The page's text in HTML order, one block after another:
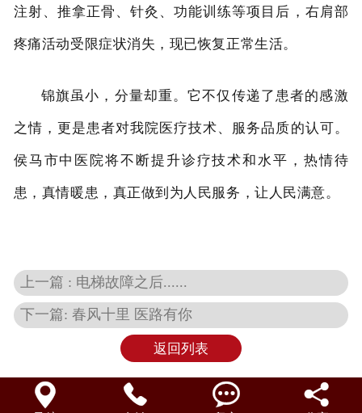
注射、推拿正骨、针灸、功能训练等项目后，右肩部
疼痛活动受限症状消失，现已恢复正常生活。
锦旗虽小，分量却重。它不仅传递了患者的感激
之情，更是患者对我院医疗技术、服务品质的认可。
侯马市中医院将不断提升诊疗技术和水平，热情待
患，真情暖患，真正做到为人民服务，让人民满意。
上一篇 : 电梯故障之后......
下一篇: 春风十里 医路有你
返回列表
   